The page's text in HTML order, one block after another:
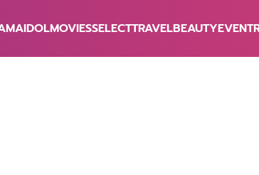
IDOLMOVIESSELECTTRAVELBEAUTYEVENT